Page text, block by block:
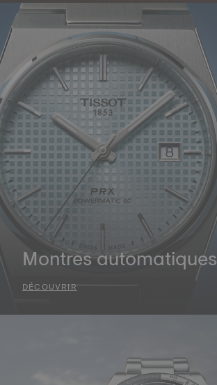
Montres automatiques
DÉCOUVRIR